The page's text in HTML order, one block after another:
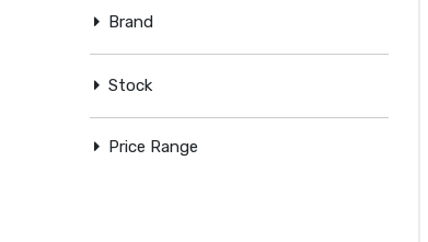
Brand
Stock
Price Range